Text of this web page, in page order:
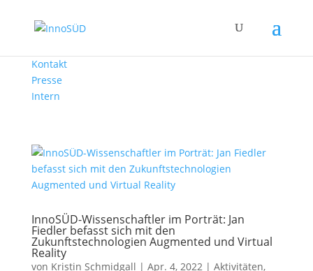
Kontakt
Presse
Intern
InnoSÜD-Wissenschaftler im Porträt: Jan
Fiedler befasst sich mit den
Zukunftstechnologien Augmented und Virtual
Reality
von Kristin Schmidgall | Apr. 4, 2022| Aktivitäten,